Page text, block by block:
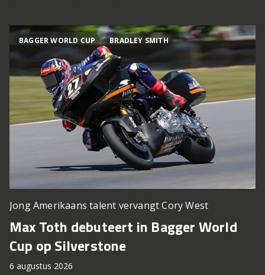
BAGGER WORLD CUP BRADLEY SMITH
Jong Amerikaans talent vervangt Cory West
Max Toth debuteert in Bagger World
Cup op Silverstone
6 augustus 2026